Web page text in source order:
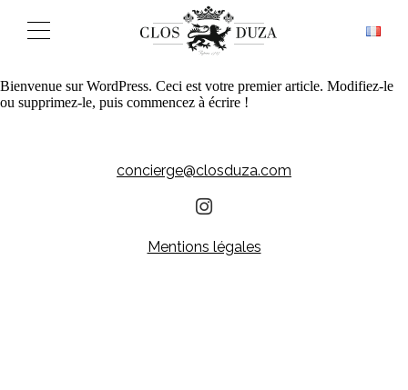
Bienvenue sur WordPress. Ceci est votre premier article. Modifiez-le
ou supprimez-le, puis commencez à écrire !
concierge@closduza.com
Mentions légales